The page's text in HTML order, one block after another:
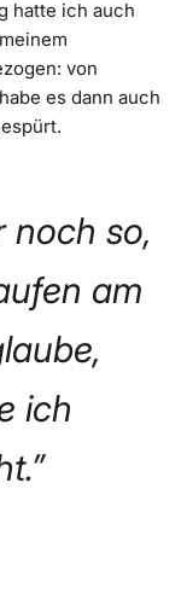
hatte ich auch
von
es dann auch
noch so,
am
ich